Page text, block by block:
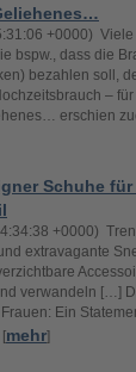
+0000)
bspw., dass die
bezahlen soll,
– für
erschien
Schuhe
+0000)
extravagante
verwandeln […]
Ein
mehr]